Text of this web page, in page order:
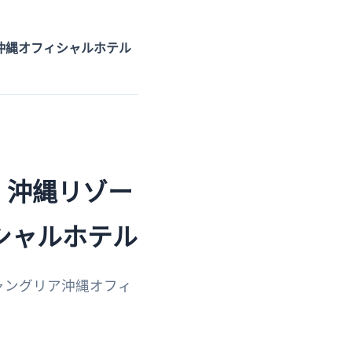
縄オフィシャルホテル
縄リゾー
ャルホテル
グリア沖縄オフィ